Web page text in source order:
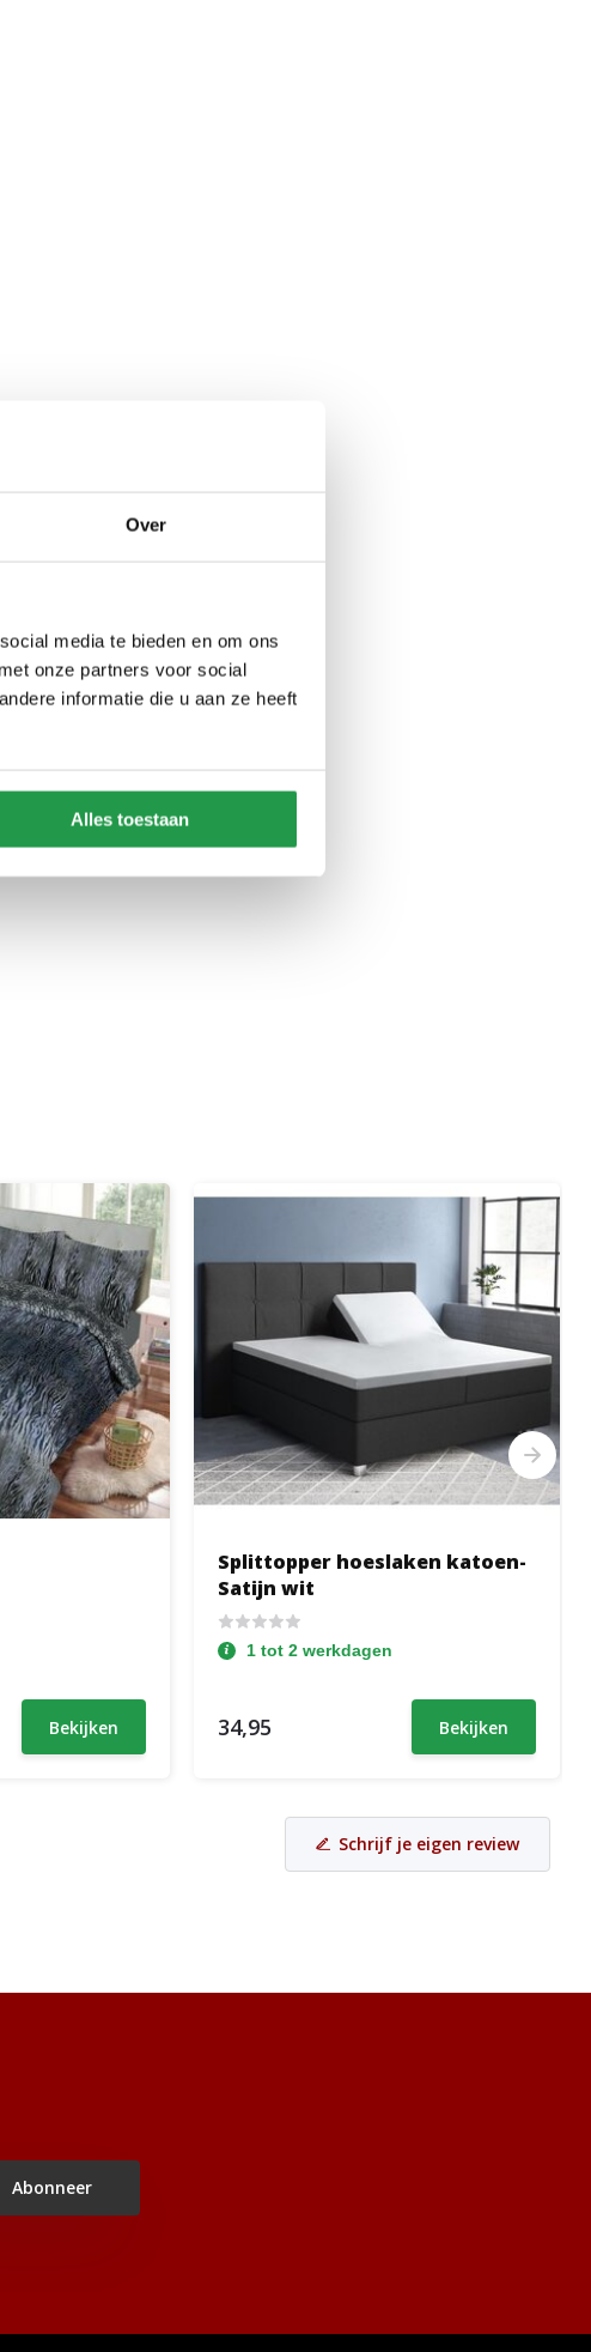
Over
media te bieden en om ons
onze partners voor social
informatie die u aan ze heeft
Alles toestaan
Bekijken
Splittopper hoeslaken katoen-
Satijn wit
1 tot 2 werkdagen
34,95 Bekijken
Schrijf je eigen review
Abonneer